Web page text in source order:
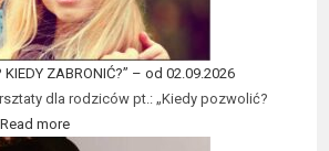
KIEDY ZABRONIĆ?” – od 02.09.2026
dla rodziców pt.: „Kiedy pozwolić?
Read more